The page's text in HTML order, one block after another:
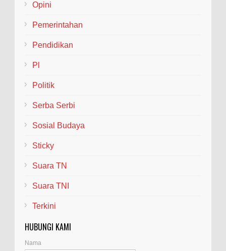
Opini
Pemerintahan
Pendidikan
Pl
Politik
Serba Serbi
Sosial Budaya
Sticky
Suara TN
Suara TNI
Terkini
HUBUNGI KAMI
Nama